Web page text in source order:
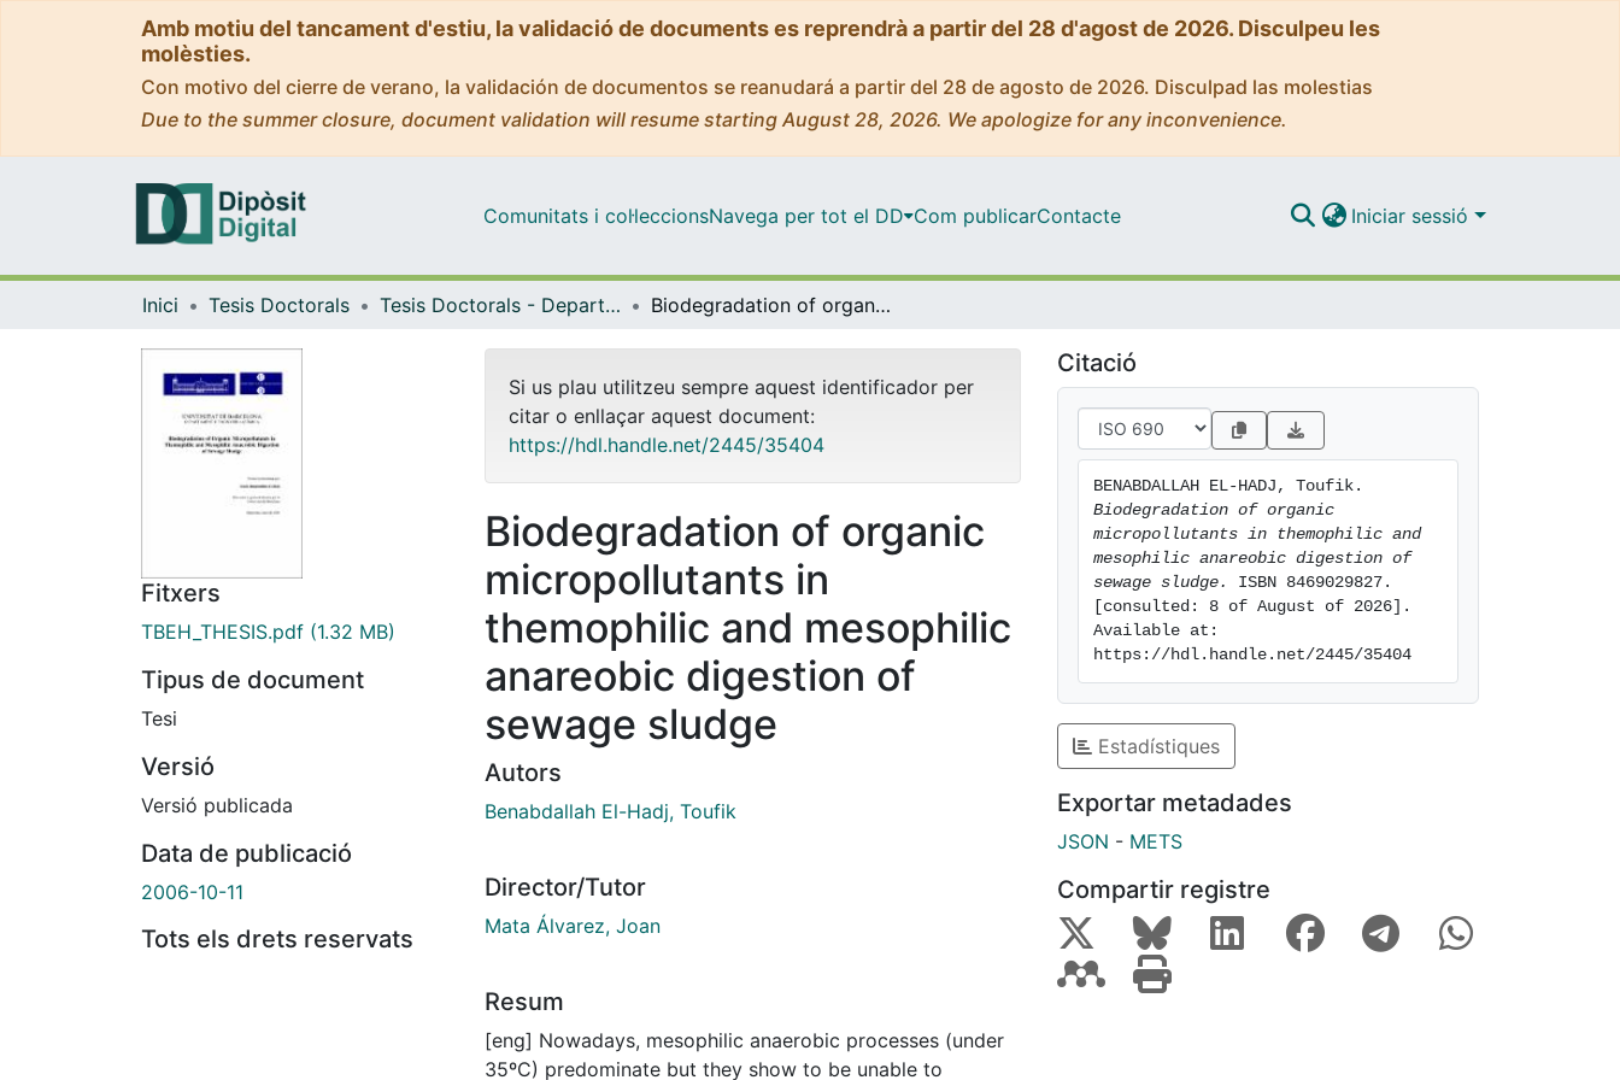
Amb motiu del tancament d'estiu, la validació de documents es reprendrà a partir del 28 d'agost de 2026. Disculpeu les
molèsties.
Con motivo del cierre de verano, la validación de documentos se reanudará a partir del 28 de agosto de 2026. Disculpad las molestias
Due to the summer closure, document validation will resume starting August 28, 2026. We apologize for any inconvenience.
Comunitats i col·leccionsNavega per tot el DD Com publicarContacte Iniciar sessió
Inici Tesis Doctorals Tesis Doctorals - Departament - Enginyeria Química i Metal·lúrgia Biodegradation of organic micropollutants in themophilic and mesophilic anareobic digestion of sewage sludge
Fitxers
TBEH_THESIS.pdf (1.32 MB)
Tipus de document
Tesi
Versió
Versió publicada
Data de publicació
2006-10-11
Tots els drets reservats
Si us plau utilitzeu sempre aquest identificador per
citar o enllaçar aquest document:
https://hdl.handle.net/2445/35404
Biodegradation of organic
micropollutants in
themophilic and mesophilic
anareobic digestion of
sewage sludge
Autors
Benabdallah El-Hadj, Toufik
Director/Tutor
Mata Álvarez, Joan
Resum
[eng] Nowadays, mesophilic anaerobic processes (under
35ºC) predominate but they show to be unable to
Citació
Biodegradation of organic
micropollutants in themophilic and
mesophilic anareobic digestion of
sewage sludge.
ISBN 8469029827.
[consulted: 8 of August of 2026].
Available at:
https://hdl.handle.net/2445/35404
Estadístiques
Exportar metadades
JSON - METS
Compartir registre